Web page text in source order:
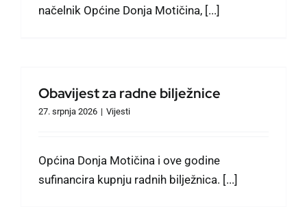
načelnik Općine Donja Motičina, [...]
Obavijest za radne bilježnice
27. srpnja 2026 | Vijesti
Općina Donja Motičina i ove godine
sufinancira kupnju radnih bilježnica. [...]